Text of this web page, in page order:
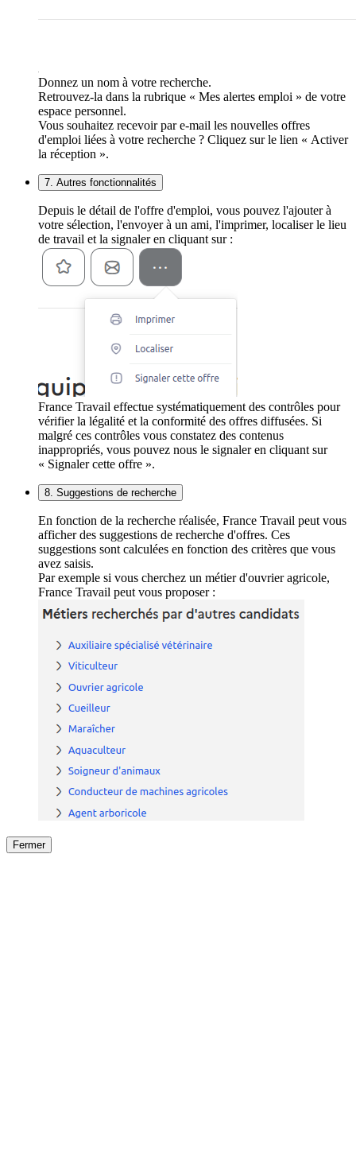
Donnez un nom à votre recherche.
Retrouvez-la dans la rubrique « Mes alertes emploi » de votre
espace personnel.
Vous souhaitez recevoir par e-mail les nouvelles offres
d'emploi liées à votre recherche ? Cliquez sur le lien « Activer
la réception ».
7. Autres fonctionnalités
Depuis le détail de l'offre d'emploi, vous pouvez l'ajouter à
votre sélection, l'envoyer à un ami, l'imprimer, localiser le lieu
de travail et la signaler en cliquant sur :
France Travail effectue systématiquement des contrôles pour
vérifier la légalité et la conformité des offres diffusées. Si
malgré ces contrôles vous constatez des contenus
inappropriés, vous pouvez nous le signaler en cliquant sur
« Signaler cette offre ».
8. Suggestions de recherche
En fonction de la recherche réalisée, France Travail peut vous
afficher des suggestions de recherche d'offres. Ces
suggestions sont calculées en fonction des critères que vous
avez saisis.
Par exemple si vous cherchez un métier d'ouvrier agricole,
France Travail peut vous proposer :
Fermer